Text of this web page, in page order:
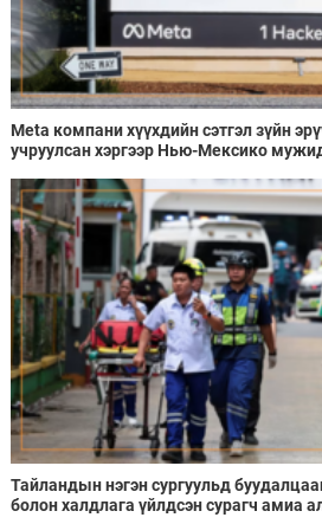
Meta компани хүүхдийн сэтгэл зүйн
учруулсан хэргээр Нью-Мексико
Тайландын нэгэн сургуульд
болон халдлага үйлдсэн сурагч амиа